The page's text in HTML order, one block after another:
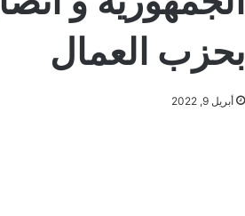
بحزب العمال
أبريل 9, 2022